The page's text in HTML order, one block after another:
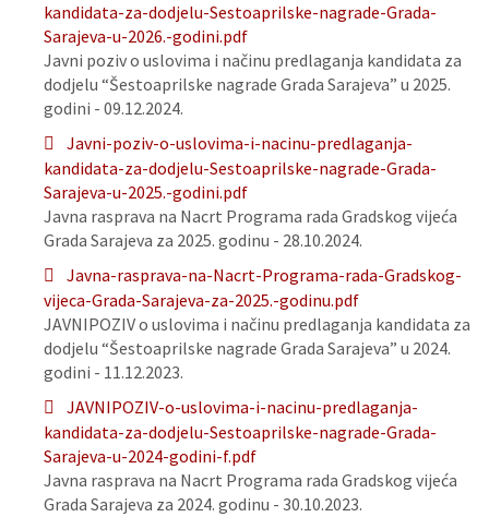
kandidata-za-dodjelu-Sestoaprilske-nagrade-Grada-
Sarajeva-u-2026.-godini.pdf
Javni poziv o uslovima i načinu predlaganja kandidata za
dodjelu “Šestoaprilske nagrade Grada Sarajeva” u 2025.
godini - 09.12.2024.
Javni-poziv-o-uslovima-i-nacinu-predlaganja-
kandidata-za-dodjelu-Sestoaprilske-nagrade-Grada-
Sarajeva-u-2025.-godini.pdf
Javna rasprava na Nacrt Programa rada Gradskog vijeća
Grada Sarajeva za 2025. godinu - 28.10.2024.
Javna-rasprava-na-Nacrt-Programa-rada-Gradskog-
vijeca-Grada-Sarajeva-za-2025.-godinu.pdf
JAVNIPOZIV o uslovima i načinu predlaganja kandidata za
dodjelu “Šestoaprilske nagrade Grada Sarajeva” u 2024.
godini - 11.12.2023.
JAVNIPOZIV-o-uslovima-i-nacinu-predlaganja-
kandidata-za-dodjelu-Sestoaprilske-nagrade-Grada-
Sarajeva-u-2024-godini-f.pdf
Javna rasprava na Nacrt Programa rada Gradskog vijeća
Grada Sarajeva za 2024. godinu - 30.10.2023.